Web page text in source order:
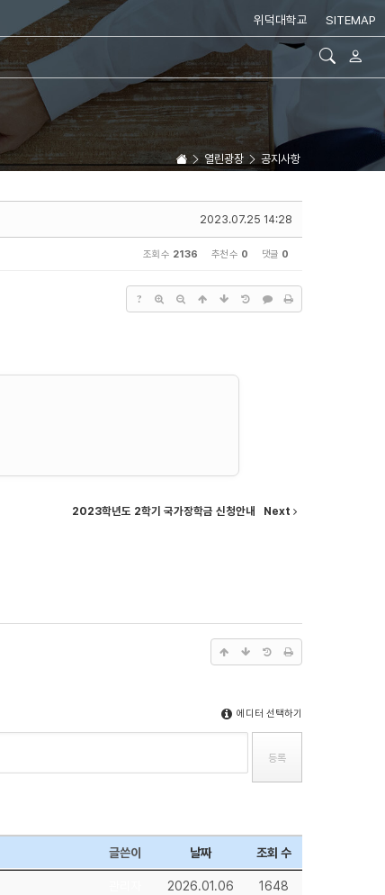
위덕대학교 SITEMAP
열린광장 공지사항
2023.07.25 14:28
조회 수 2136 추천 수 0 댓글 0
?
2023학년도 2학기 국가장학금 신청안내 Next
에디터 선택하기
글쓴이 날짜 조회 수
2026.01.06 1648